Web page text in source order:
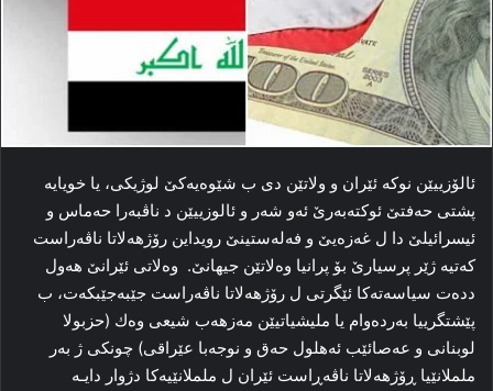
ئالۆزییێن نوکە ئێران و ولاتێن دی ب شێوەیەکێ لوژیکی، یا خویایە
پشتی حەفتێ ئوکتەبەرێ ئەو شەر و ئالوزییێن د ناڤبەرا حەماس و
ئیسرائیلێ دا ل غەزەیێ و فەلەستینێ رویداین رۆژهەلاتا ناڤەراست
کەتیە ژێر پرسیارێ بۆ پرانیا وەلاتێن جیهانێ. وەلاتی ئێرانێ هەول
ددەت سیاسەتەکا ئێگرتی ل رۆژهەلاتا ناڤەراست جێبەجێبکەت، ب
پێشتگرییا بەردەوام یا ملیشیاتیێن مەزهەب شیعی وەك (حزبولا
لوبنانی و عەصائێب ئەهلول حەق و نوجەبا عێراقی) چونکی ژ بەر
ململانێیا ڕۆژهەلاتا ناڤەڕاست ئێران ل ململانێیەکا دژوار دایـە